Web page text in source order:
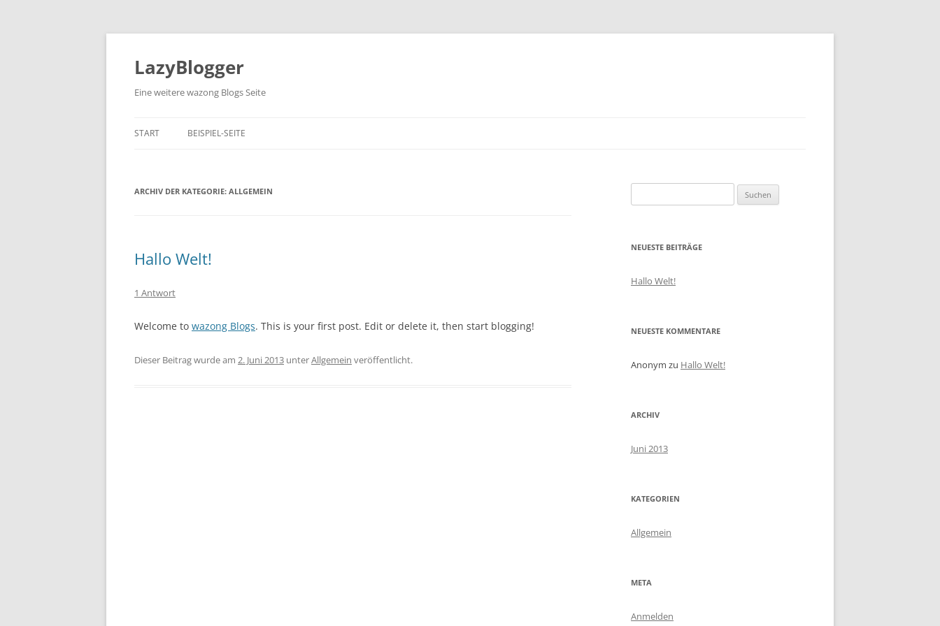
Zum
LazyBlogger
Eine weitere wazong Blogs Seite
START BEISPIEL-SEITE
ARCHIV DER KATEGORIE: ALLGEMEIN
Hallo Welt!
1 Antwort
Welcome to wazong Blogs. This is your first post. Edit or delete it, then start blogging!
Dieser Beitrag wurde am 2. Juni 2013 unterAllgemein veröffentlicht.
nach:
NEUESTE BEITRÄGE
Hallo Welt!
NEUESTE KOMMENTARE
Anonym zu Hallo Welt!
ARCHIV
Juni 2013
KATEGORIEN
Allgemein
META
Anmelden